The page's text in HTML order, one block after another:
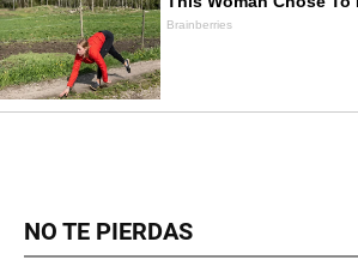
NO TE PIERDAS